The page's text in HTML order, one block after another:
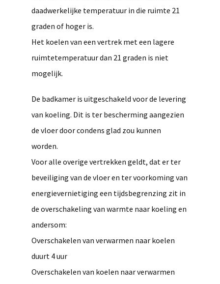
daadwerkelijke temperatuur in die ruimte 21
graden of hoger is.
Het koelen van een vertrek met een lagere
ruimtetemperatuur dan 21 graden is niet
mogelijk.
De badkamer is uitgeschakeld voor de levering
van koeling. Dit is ter bescherming aangezien
de vloer door condens glad zou kunnen
worden.
Voor alle overige vertrekken geldt, dat er ter
beveiliging van de vloer en ter voorkoming van
energievernietiging een tijdsbegrenzing zit in
de overschakeling van warmte naar koeling en
andersom:
Overschakelen van verwarmen naar koelen
duurt 4 uur
Overschakelen van koelen naar verwarmen